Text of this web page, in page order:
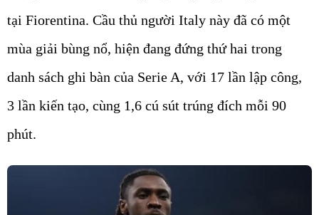
tại Fiorentina. Cầu thủ người Italy này đã có một
mùa giải bùng nổ, hiện đang đứng thứ hai trong
danh sách ghi bàn của Serie A, với 17 lần lập công,
3 lần kiến tạo, cùng 1,6 cú sút trúng đích mỗi 90
phút.